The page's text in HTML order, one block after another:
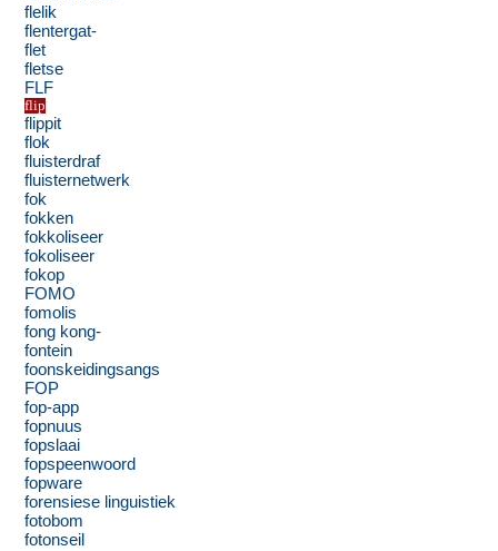
flelik
flentergat-
flet
fletse
FLF
flip
flippit
flok
fluisterdraf
fluisternetwerk
fok
fokken
fokkoliseer
fokoliseer
fokop
FOMO
fomolis
fong kong-
fontein
foonskeidingsangs
FOP
fop-app
fopnuus
fopslaai
fopspeenwoord
fopware
forensiese linguistiek
fotobom
fotonseil